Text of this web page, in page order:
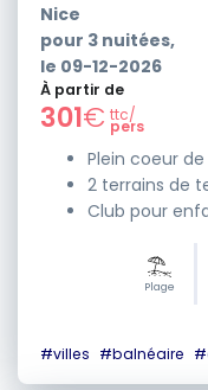
Nice
pour 3 nuitées,
le 09-12-2026
À partir de
301€ ttc/
pers
Plein coeur
2 terrains de
Club pour
Plage
#villes #balnéaire #